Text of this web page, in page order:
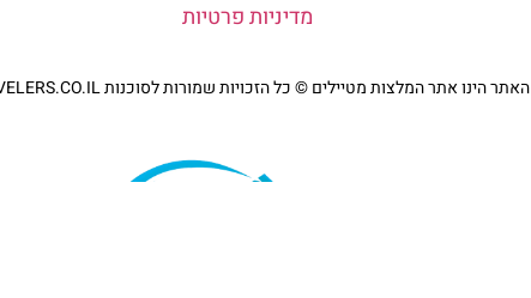
מדיניות פרטיות
האתר הינו אתר המלצות מטיילים © כל הזכויות שמורות לסוכנות TRAVELERS.CO.IL